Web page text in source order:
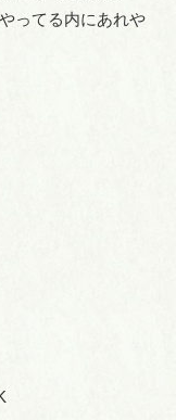
ってる内にあれや